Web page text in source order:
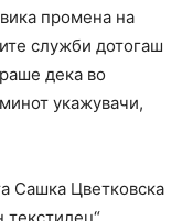
промена на
служби дотогаш
дека во
укажувачи,
Сашка Цветковска